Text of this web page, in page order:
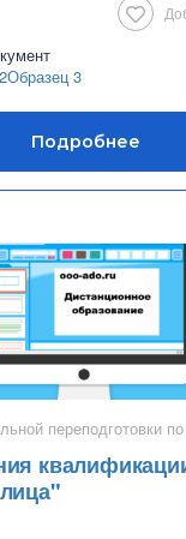
Образец 3
переподготовки